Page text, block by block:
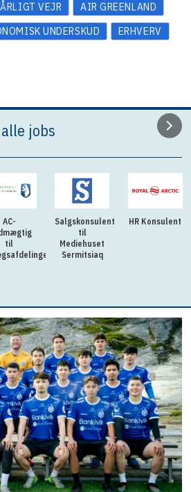
VEJR
AIR GREENLAND
UNDERSKUD ERHVERV
jobs
AC-
til
Salgskonsulent
til
Mediehuset
Sermitsiaq
HR Konsulent